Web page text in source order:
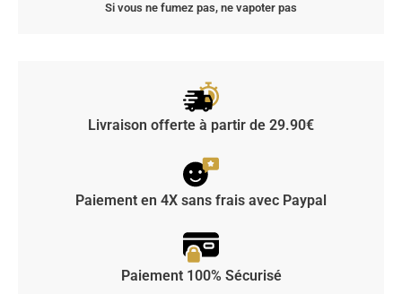
Si vous ne fumez pas, ne vapoter pas
Livraison offerte à partir de 29.90€
Paiement en 4X sans frais avec Paypal
Paiement 100% Sécurisé